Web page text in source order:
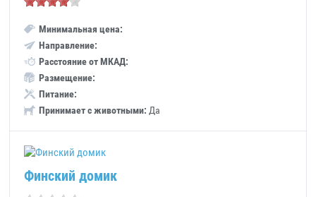
Минимальная цена:
Направление:
Расстояние от МКАД:
Размещение:
Питание:
Принимает с животными: Да
Финский домик